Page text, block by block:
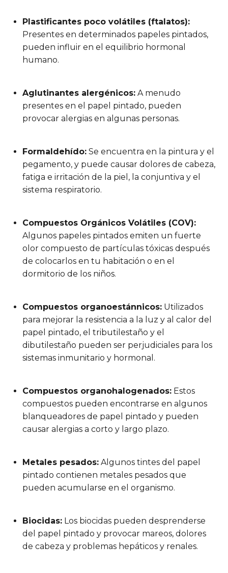
Plastificantes poco volátiles (ftalatos):
Presentes en determinados papeles pintados,
pueden influir en el equilibrio hormonal
humano.
Aglutinantes alergénicos: A menudo
presentes en el papel pintado, pueden
provocar alergias en algunas personas.
Formaldehído: Se encuentra en la pintura y el
pegamento, y puede causar dolores de cabeza,
fatiga e irritación de la piel, la conjuntiva y el
sistema respiratorio.
Compuestos Orgánicos Volátiles (COV):
Algunos papeles pintados emiten un fuerte
olor compuesto de partículas tóxicas después
de colocarlos en tu habitación o en el
dormitorio de los niños.
Compuestos organoestánnicos: Utilizados
para mejorar la resistencia a la luz y al calor del
papel pintado, el tributilestaño y el
dibutilestaño pueden ser perjudiciales para los
sistemas inmunitario y hormonal.
Compuestos organohalogenados: Estos
compuestos pueden encontrarse en algunos
blanqueadores de papel pintado y pueden
causar alergias a corto y largo plazo.
Metales pesados: Algunos tintes del papel
pintado contienen metales pesados que
pueden acumularse en el organismo.
Biocidas: Los biocidas pueden desprenderse
del papel pintado y provocar mareos, dolores
de cabeza y problemas hepáticos y renales.